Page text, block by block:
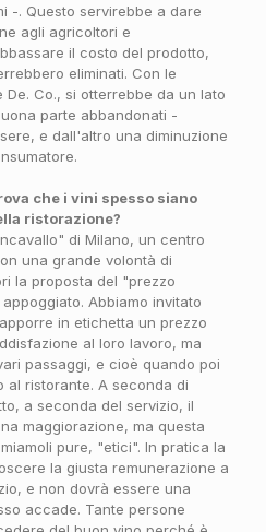
-. Questo servirebbe a dare
agli agricoltori e
il costo del prodotto,
eliminati. Con le
De. Co., si otterrebbe da un lato
parte abbandonati -
e dall'altro una diminuzione
che i vini spesso siano
ristorazione?
di Milano, un centro
una grande volontà di
la proposta del "prezzo
Abbiamo invitato
in etichetta un prezzo
al loro lavoro, ma
passaggi, e cioè quando poi
al ristorante. A seconda di
a seconda del servizio, il
maggiorazione, ma questa
pure, "etici". In pratica la
la giusta remunerazione a
e non dovrà essere una
accade. Tante persone